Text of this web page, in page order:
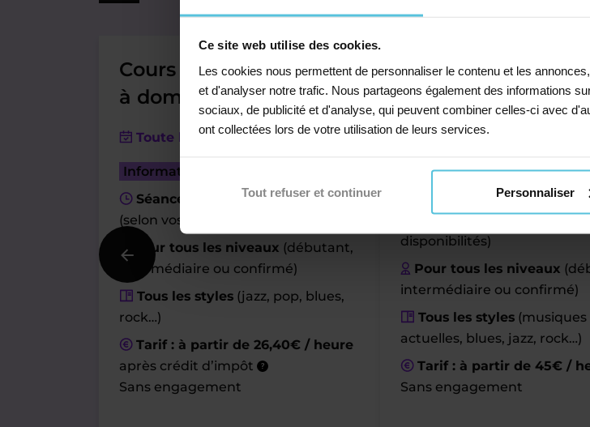
Ce site web utilise des cookies.
Les cookies nous permettent de personnaliser le contenu et les
et d'analyser notre trafic. Nous partageons également des informations
sociaux, de publicité et d'analyse, qui peuvent combiner celles-ci avec
ont collectées lors de votre utilisation de leurs services.
Tout refuser et continuer Personnaliser
Cours particuliers
à domicile
Toute l’année
Informations pratiques
Séances de 1h à 2h/ semaine
(selon vos disponibilités)
Pour tous les niveaux (débutant,
intermédiaire ou confirmé)
Tous les styles (jazz, pop, blues,
rock…)
Tarif : à partir de 26,40€ / heure
après crédit d’impôt
?
Sans engagement
Cours particuliers
en ligne
Toute l’année
Informations pratiques
Séances de 30 min, 1h,
/ semaine (selon vos
disponibilités)
Pour tous les niveaux
intermédiaire ou confirmé)
Tous les styles(musiques
actuelles, blues, jazz, rock…)
Tarif : à partir de 45€ /
Sans engagement